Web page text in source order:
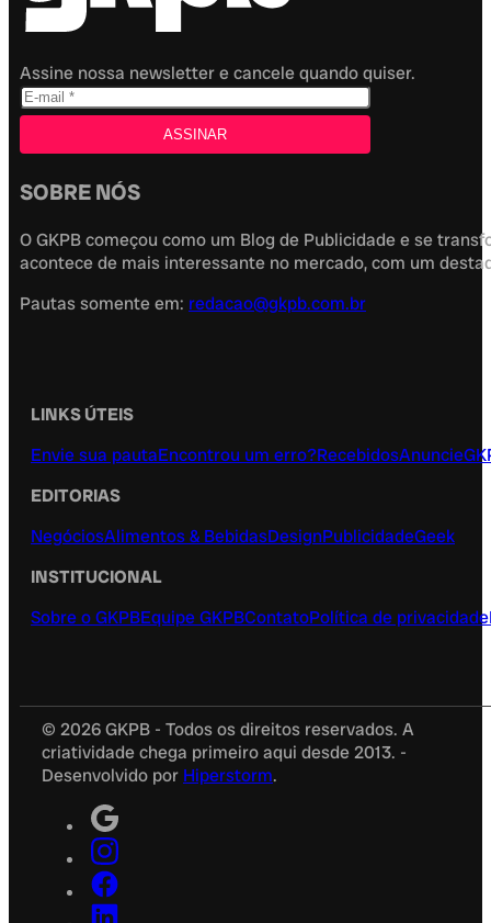
Assine nossa newsletter e cancele quando quiser.
SOBRE NÓS
O GKPB começou como um Blog de Publicidade e se
acontece de mais interessante no mercado, com um
Pautas somente em: redacao@gkpb.com.br
LINKS ÚTEIS
Envie sua pautaEncontrou um erro?RecebidosAnuncie
EDITORIAS
NegóciosAlimentos & BebidasDesignPublicidadeGeek
INSTITUCIONAL
Sobre o GKPBEquipe GKPBContatoPolítica de privacidade
© 2026 GKPB - Todos os direitos reservados. A
criatividade chega primeiro aqui desde 2013. -
Desenvolvido por Hiperstorm.